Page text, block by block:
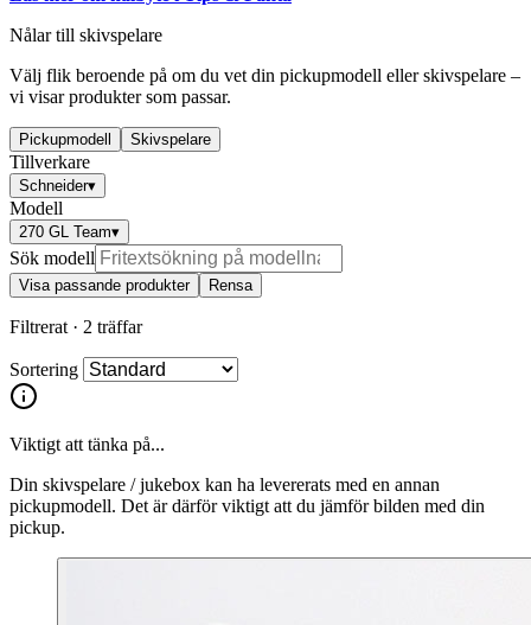
Nålar till skivspelare
Välj flik beroende på om du vet din pickupmodell eller skivspelare –
vi visar produkter som passar.
Pickupmodell Skivspelare
Tillverkare
Schneider▾
Modell
270 GL Team▾
Sök modell
Visa passande produkter Rensa
Filtrerat · 2 träffar
Sortering
Viktigt att tänka på...
Din skivspelare / jukebox kan ha levererats med en annan
pickupmodell. Det är därför viktigt att du jämför bilden med din
pickup.